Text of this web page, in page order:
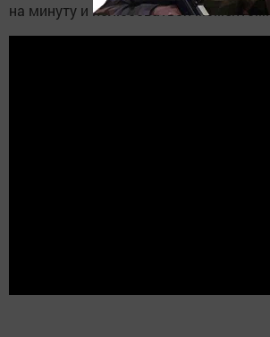
на минуту и полюбоваться моментом.